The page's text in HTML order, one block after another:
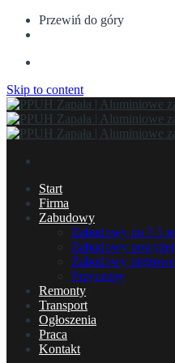
Przewiń do góry
Skip to content
Start
Firma
Zabudowy
Zabudowy do 7.5
Zabudowy
Zabudowy piętrowe
Przyczepy
Remonty
Transport
Ogłoszenia
Praca
Kontakt